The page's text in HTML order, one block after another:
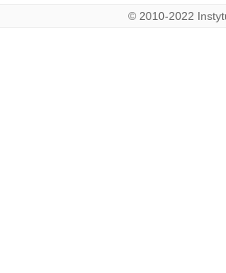
© 2010-2022